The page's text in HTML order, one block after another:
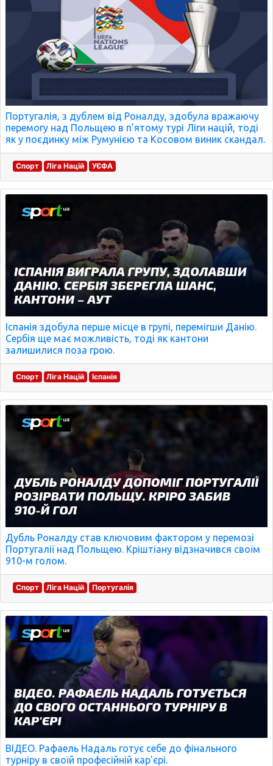
Португалія, з дублем від Роналду, здобула вражаючу
перемогу над Польщею в п’ятому турі Ліги націй, тоді
як у поєдинку між Румунією та Косовом виник скандал.
Спорт Ліга Націй УЄФА
Іспанія здобула перше місце в групі, перемігши Данію.
Сербія ще має можливість, тоді як кантони
залишилися поза грою.
Спорт Ліга Націй Іспанія
Дубль Роналду став ключовим фактором у перемозі
Португалії над Польщею. Кріштіану відзначився своїм
910-м голом.
Спорт Ліга Націй Португалія
ВІДЕО. Рафаель Надаль готує себе до фінального
турніру в своїй професійній кар'єрі.